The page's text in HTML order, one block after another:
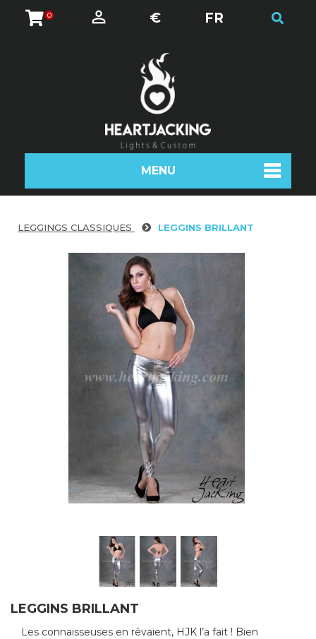
0 € FR
MENU
LEGGINGS CLASSIQUES LEGGINS BRILLANT
LEGGINS BRILLANT
Les connaisseuses en rêvaient, HJK l’a fait ! Bien